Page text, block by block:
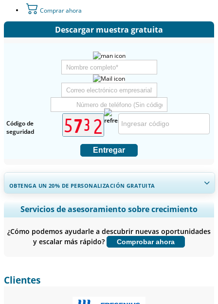
Comprar ahora
Descargar muestra gratuita
Código de
seguridad
Entregar
OBTENGA UN 20% DE PERSONALIZACIÓN GRATUITA
Ampliar la cobertura regional y por país, Análisis de segmentos,
Perfiles de empresas, Benchmarking competitivo, e información
Personalizar ahora
Servicios de asesoramiento sobre crecimiento
¿Cómo podemos ayudarle a descubrir nuevas oportunidades
y escalar más rápido?
Comprobar ahora
Clientes